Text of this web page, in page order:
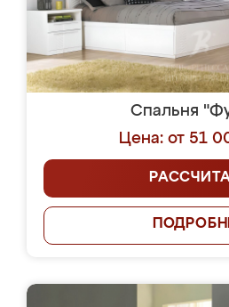
Спальня
Цена: от 51